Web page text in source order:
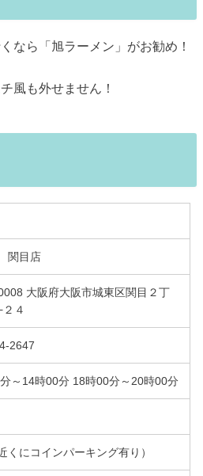
なら「旭ラーメン」がお勧め！
風も外せません！
関目店
大阪府大阪市城東区関目２丁
４
2647
～14時00分 18時00分～20時00分
くにコインパーキング有り）